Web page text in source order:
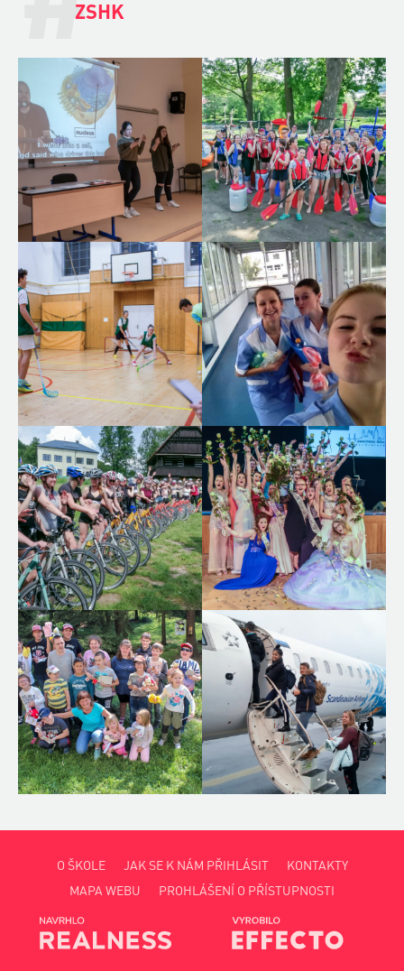
ZSHK
O ŠKOLE JAK SE K NÁM PŘIHLÁSIT
KONTAKTY
MAPA WEBU
PROHLÁŠENÍ O PŘÍSTUPNOSTI